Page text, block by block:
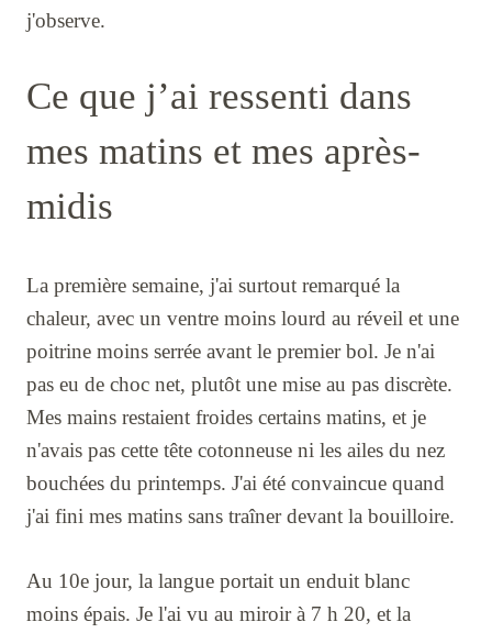
j'observe.
Ce que j’ai ressenti dans
mes matins et mes après-
midis
La première semaine, j'ai surtout remarqué la
chaleur, avec un ventre moins lourd au réveil et une
poitrine moins serrée avant le premier bol. Je n'ai
pas eu de choc net, plutôt une mise au pas discrète.
Mes mains restaient froides certains matins, et je
n'avais pas cette tête cotonneuse ni les ailes du nez
bouchées du printemps. J'ai été convaincue quand
j'ai fini mes matins sans traîner devant la bouilloire.
Au 10e jour, la langue portait un enduit blanc
moins épais. Je l'ai vu au miroir à 7 h 20, et la